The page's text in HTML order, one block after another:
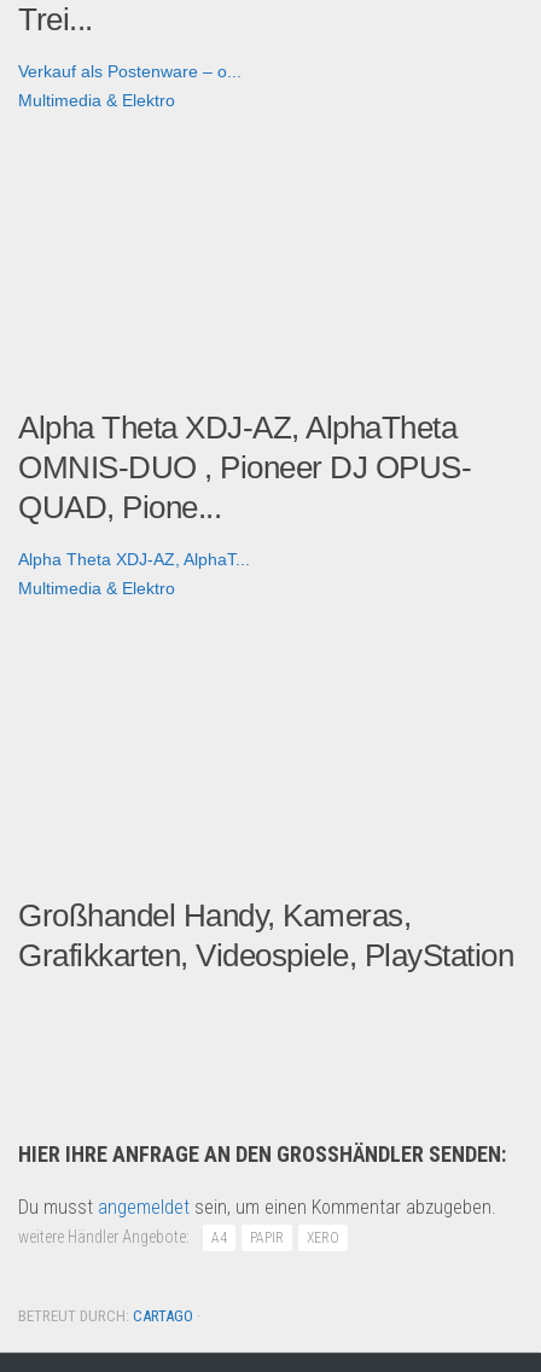
Trei...
Verkauf als Postenware – o...
Multimedia & Elektro
Alpha Theta XDJ-AZ, AlphaTheta
OMNIS-DUO , Pioneer DJ OPUS-
QUAD, Pione...
Alpha Theta XDJ-AZ, AlphaT...
Multimedia & Elektro
Großhandel Handy, Kameras,
Grafikkarten, Videospiele, PlayStation
HIER IHRE ANFRAGE AN DEN GROSSHÄNDLER SENDEN:
Du musst angemeldet sein, um einen Kommentar abzugeben.
weitere Händler Angebote: A4 PAPIR XERO
BETREUT DURCH: CARTAGO ·